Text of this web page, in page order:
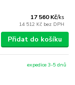
17 560 Kč/ks
14 512 Kč bez DPH
Přidat do košíku
expedice 3-5 dnů